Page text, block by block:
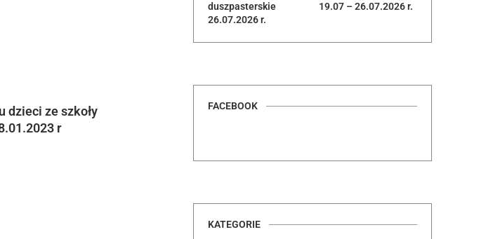
dzieci ze szkoły
r
duszpasterskie
26.07.2026 r.
19.07 – 26.07.2026 r.
FACEBOOK
KATEGORIE